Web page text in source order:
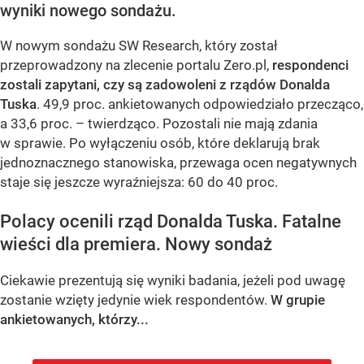
wyniki nowego sondażu.
W nowym sondażu SW Research, który został
przeprowadzony na zlecenie portalu Zero.pl, respondenci
zostali zapytani, czy są zadowoleni z rządów Donalda
Tuska. 49,9 proc. ankietowanych odpowiedziało przecząco,
a 33,6 proc. – twierdząco. Pozostali nie mają zdania
w sprawie. Po wyłączeniu osób, które deklarują brak
jednoznacznego stanowiska, przewaga ocen negatywnych
staje się jeszcze wyraźniejsza: 60 do 40 proc.
Polacy ocenili rząd Donalda Tuska. Fatalne
wieści dla premiera. Nowy sondaż
Ciekawie prezentują się wyniki badania, jeżeli pod uwagę
zostanie wzięty jedynie wiek respondentów. W grupie
ankietowanych, którzy...